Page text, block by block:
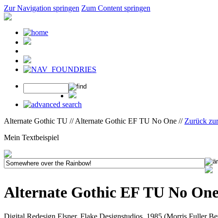
Zur Navigation springen Zum Content springen
Alternate Gothic TU // Alternate Gothic EF TU No One // Zurück
Mein Textbeispiel
Alternate Gothic EF TU No
Digital Redesign Elsner, Flake Designstudios, 1985 (Morris Fuller